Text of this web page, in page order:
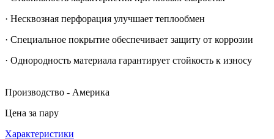
· Несквозная перфорация улучшает теплообмен
· Специальное покрытие обеспечивает защиту от коррозии
· Однородность материала гарантирует стойкость к износу
Производство - Америка
Цена за пару
Характеристики